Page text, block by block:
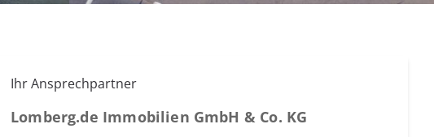
Ihr Ansprechpartner
Lomberg.de Immobilien GmbH & Co. KG